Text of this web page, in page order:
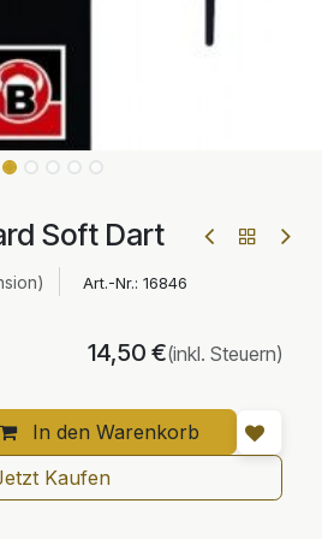
Soft Dart
Art.-Nr.: 16846
In den Warenkorb
14,50 €(inkl. Steuern)
Kaufen